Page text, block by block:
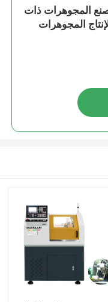
صنع المجوهرات ذات
المجوهرات